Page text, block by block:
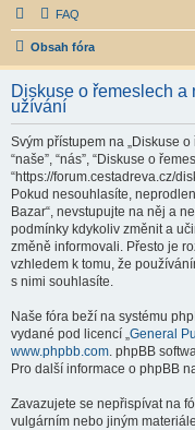
FAQ
Obsah fóra
Diskuse o řemeslech a
užívání
Svým přístupem na „Diskuse
“naše”, “nás”, “Diskuse o
“https://forum.cestadreva.cz/
Pokud nesouhlasíte,
Bazar“, nevstupujte na něj a
podmínky kdykoliv změnit a
změně informovali. Přesto je
vzhledem k tomu, že
s nimi souhlasíte.
Naše fóra beží na systému
vydané pod licencí „General
www.phpbb.com. phpBB
Pro další informace o phpBB
Zavazujete se nepřispívat na
vulgárním nebo jiným